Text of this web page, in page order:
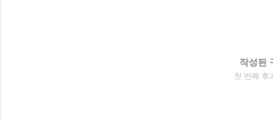
작성된
첫 번째 후